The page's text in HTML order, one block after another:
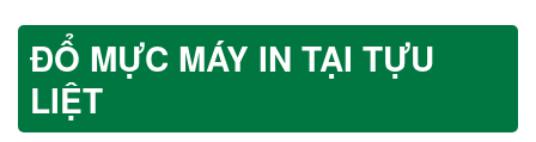
ĐỔ MỰC MÁY IN TẠI TỰU
LIỆT